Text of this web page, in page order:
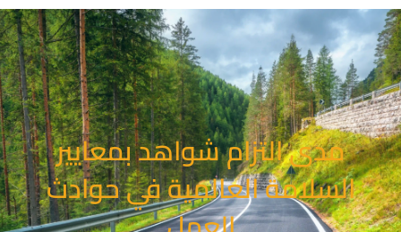
تخطي
إلى
المحتوى
مدى التزام شواهد بمعايير
السلامة العالمية في حوادث